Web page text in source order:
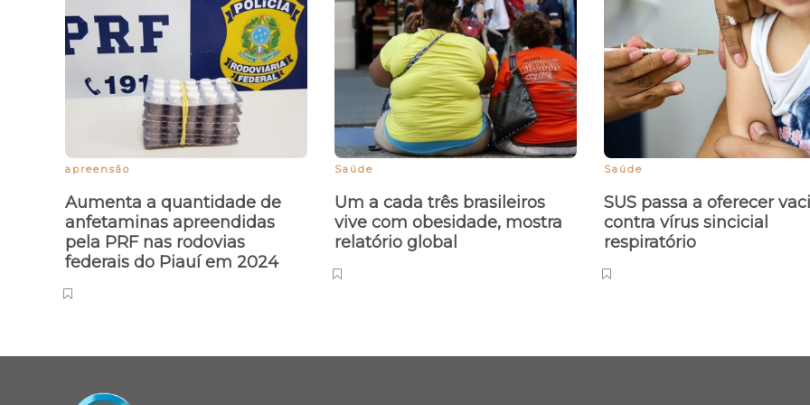
apreensão
Aumenta a quantidade de
anfetaminas apreendidas
pela PRF nas rodovias
federais do Piauí em 2024
Saúde
Um a cada três brasileiros
vive com obesidade, mostra
relatório global
Saúde
SUS passa a oferecer
contra vírus sincicial
respiratório